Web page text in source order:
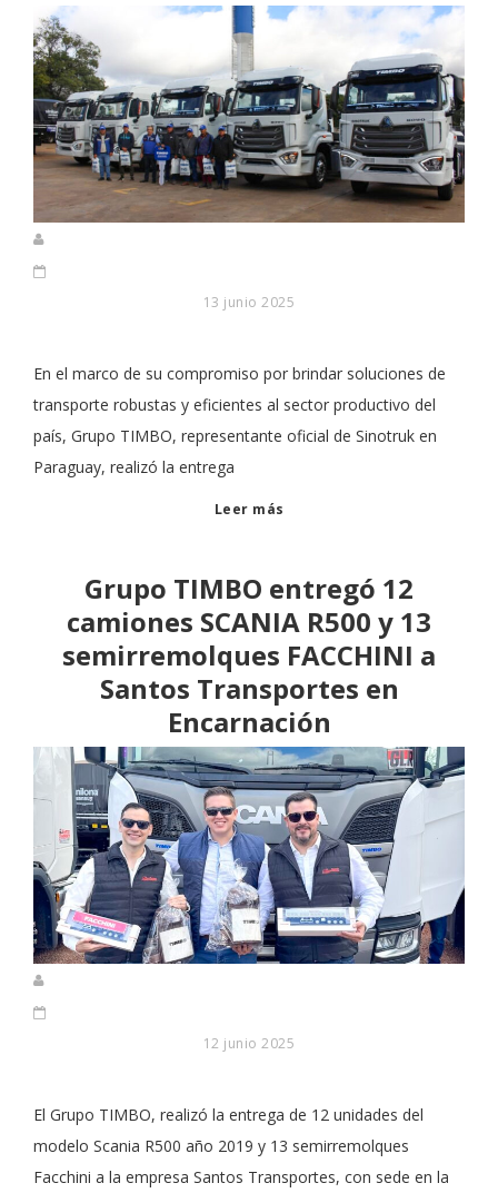
13 junio 2025
En el marco de su compromiso por brindar soluciones de
transporte robustas y eficientes al sector productivo del
país, Grupo TIMBO, representante oficial de Sinotruk en
Paraguay, realizó la entrega
Leer más
Grupo TIMBO entregó 12
camiones SCANIA R500 y 13
semirremolques FACCHINI a
Santos Transportes en
Encarnación
12 junio 2025
El Grupo TIMBO, realizó la entrega de 12 unidades del
modelo Scania R500 año 2019 y 13 semirremolques
Facchini a la empresa Santos Transportes, con sede en la